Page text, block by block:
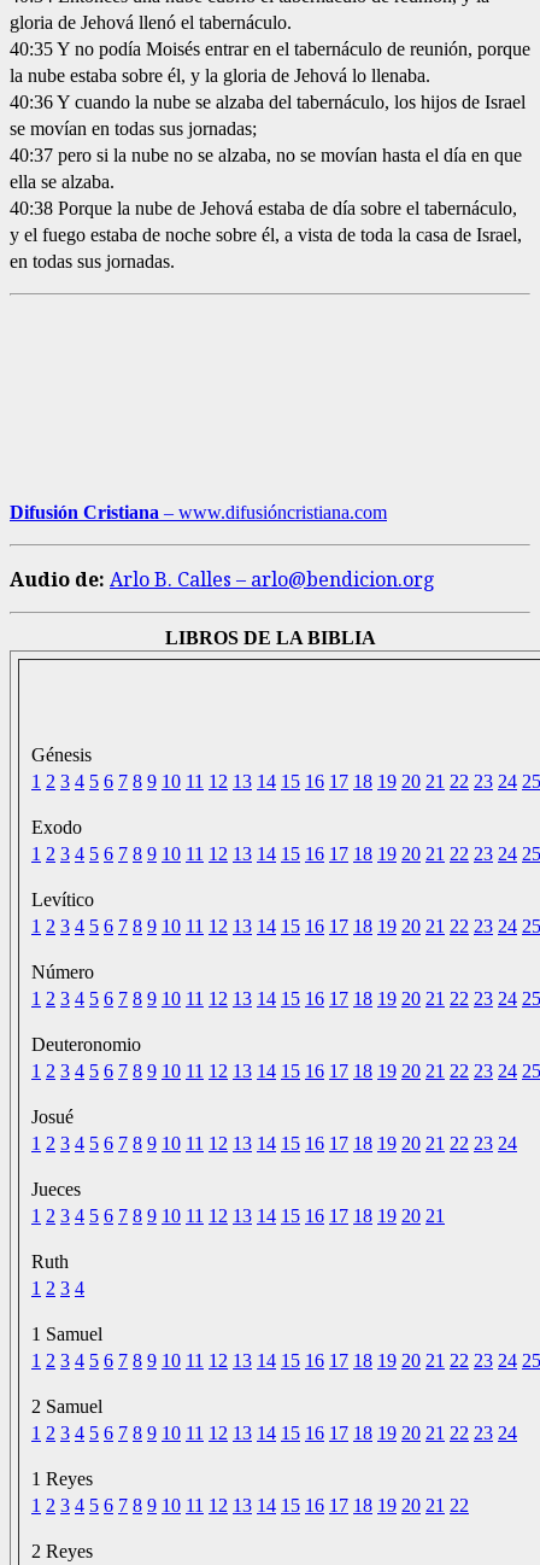
gloria de Jehová llenó el tabernáculo.
40:35 Y no podía Moisés entrar en el tabernáculo de reunión, porque
la nube estaba sobre él, y la gloria de Jehová lo llenaba.
40:36 Y cuando la nube se alzaba del tabernáculo, los hijos de Israel
se movían en todas sus jornadas;
40:37 pero si la nube no se alzaba, no se movían hasta el día en que
ella se alzaba.
40:38 Porque la nube de Jehová estaba de día sobre el tabernáculo,
y el fuego estaba de noche sobre él, a vista de toda la casa de Israel,
en todas sus jornadas.
Difusión Cristiana – www.difusióncristiana.com
Audio de: Arlo B. Calles – arlo@bendicion.org
LIBROS DE LA BIBLIA
Génesis
1 2 3 4 5 6 7 8 9 10 11 12 13 14 15 16 17 18 19 20 21 22 23 24 25
Exodo
1 2 3 4 5 6 7 8 9 10 11 12 13 14 15 16 17 18 19 20 21 22 23 24 25
Levítico
1 2 3 4 5 6 7 8 9 10 11 12 13 14 15 16 17 18 19 20 21 22 23 24 25
Número
1 2 3 4 5 6 7 8 9 10 11 12 13 14 15 16 17 18 19 20 21 22 23 24 25
Deuteronomio
1 2 3 4 5 6 7 8 9 10 11 12 13 14 15 16 17 18 19 20 21 22 23 24 25
Josué
1 2 3 4 5 6 7 8 9 10 11 12 13 14 15 16 17 18 19 20 21 22 23 24
Jueces
1 2 3 4 5 6 7 8 9 10 11 12 13 14 15 16 17 18 19 20 21
Ruth
1 2 3 4
1 Samuel
1 2 3 4 5 6 7 8 9 10 11 12 13 14 15 16 17 18 19 20 21 22 23 24 25
2 Samuel
1 2 3 4 5 6 7 8 9 10 11 12 13 14 15 16 17 18 19 20 21 22 23 24
1 Reyes
1 2 3 4 5 6 7 8 9 10 11 12 13 14 15 16 17 18 19 20 21 22
2 Reyes